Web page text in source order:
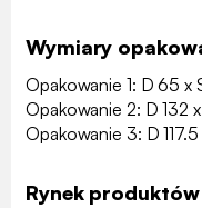
Wymiary
Opakowanie 1: D 65 x
Opakowanie 2: D 132
Opakowanie 3: D
Rynek produktów